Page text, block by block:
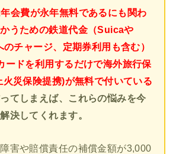
年会費が永年無料であるにも関わ
うための鉄道代金（Suicaや
チャージ、定期券利用も含む）
ードを利用するだけで海外旅行保
火災保険提携)が無料で付いている
てしまえば、これらの悩みを今
決してくれます。
害や賠償責任の補償金額が3,000